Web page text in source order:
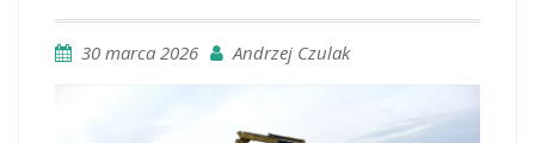
30 marca 2026 Andrzej Czulak